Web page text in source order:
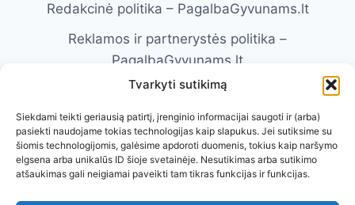
Tvarkyti sutikimą
Siekdami teikti geriausią patirtį, įrenginio informacijai saugoti ir (arba)
pasiekti naudojame tokias technologijas kaip slapukus. Jei sutiksime su
šiomis technologijomis, galėsime apdoroti duomenis, tokius kaip naršymo
elgsena arba unikalūs ID šioje svetainėje. Nesutikimas arba sutikimo
atšaukimas gali neigiamai paveikti tam tikras funkcijas ir funkcijas.
Redakcinė politika – PagalbaGyvunams.lt
Reklamos ir partnerystės politika –
PagalbaGyvunams.lt
Atsakomybės apribojimas –
PagalbaGyvunams.lt
Naudojimosi taisyklės – PagalbaGyvunams.lt
Kontaktai
Apie Mus